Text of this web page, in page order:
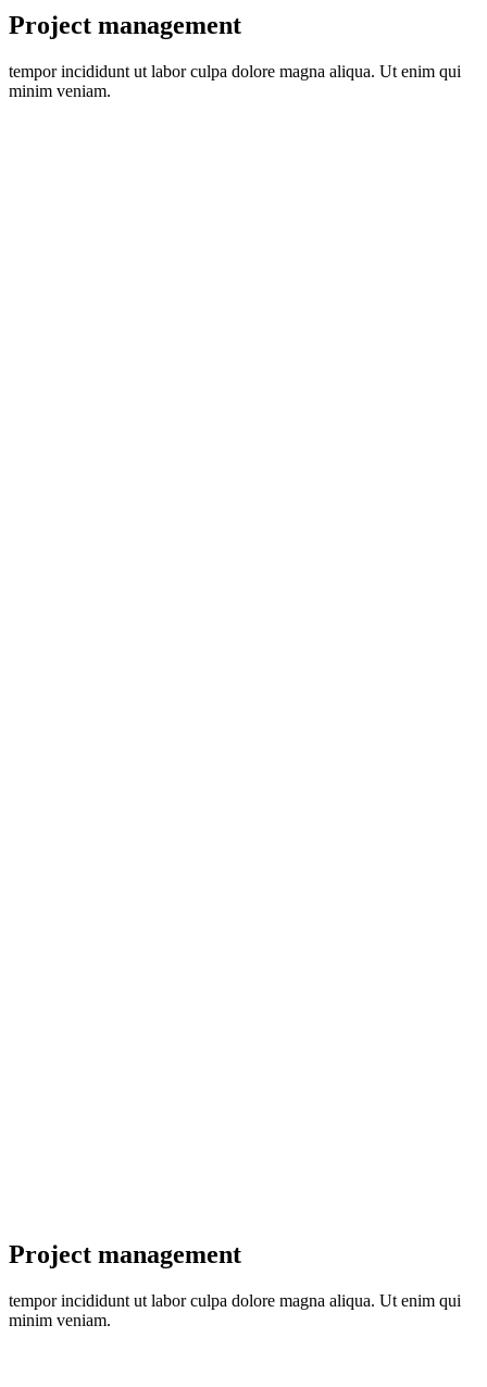
Project management
tempor incididunt ut labor culpa dolore magna aliqua. Ut enim qui
minim veniam.
Project management
tempor incididunt ut labor culpa dolore magna aliqua. Ut enim qui
minim veniam.